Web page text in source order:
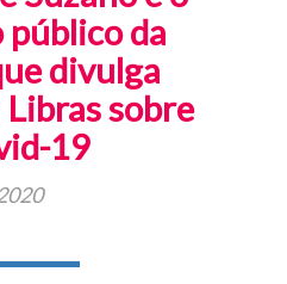
público da
divulga
sobre
19